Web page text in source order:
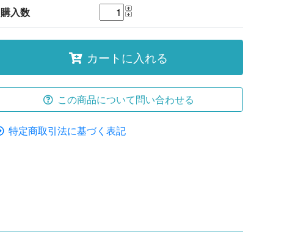
購入数
カートに入れる
この商品について問い合わせる
特定商取引法に基づく表記